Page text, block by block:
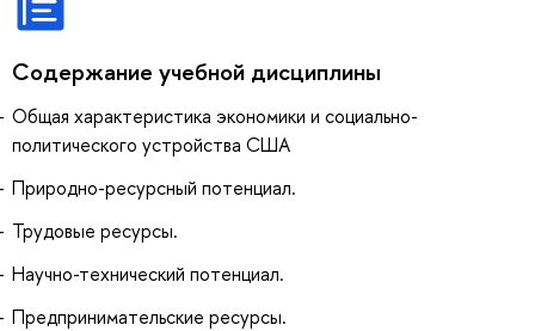
Содержание учебной дисциплины
Общая характеристика экономики и социально-
политического устройства США
Природно-ресурсный потенциал.
Трудовые ресурсы.
Научно-технический потенциал.
Предпринимательские ресурсы.